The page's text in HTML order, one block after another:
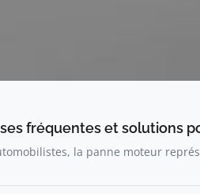
fréquentes et solutions
la panne moteur